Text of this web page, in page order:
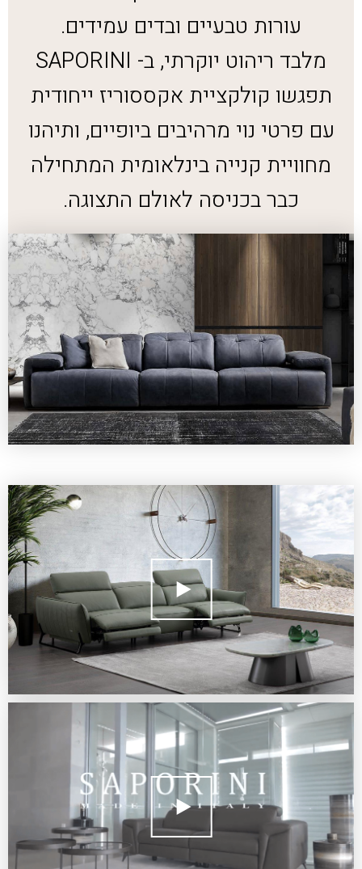
עורות טבעיים ובדים עמידים.
מלבד ריהוט יוקרתי, ב- SAPORINI
תפגשו קולקציית אקססוריז ייחודית
עם פרטי נוי מרהיבים ביופיים, ותיהנו
מחוויית קנייה בינלאומית המתחילה
כבר בכניסה לאולם התצוגה.